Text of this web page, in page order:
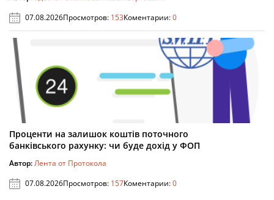
07.08.2026Просмотров: 153Коментарии:0
Проценти на залишок коштів поточного
банківського рахунку: чи буде дохід у ФОП
Автор:Лента от Протокола
07.08.2026Просмотров: 157Коментарии:0